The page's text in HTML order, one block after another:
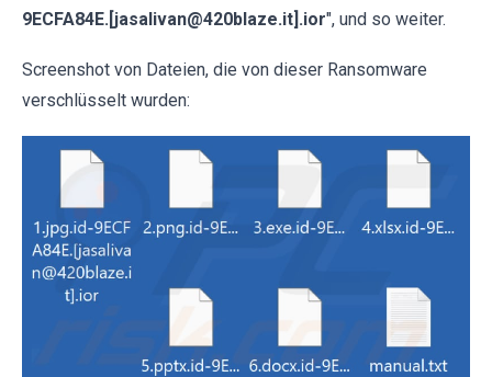
9ECFA84E.[jasalivan@420blaze.it].ior", und so weiter.
Screenshot von Dateien, die von dieser Ransomware
verschlüsselt wurden: